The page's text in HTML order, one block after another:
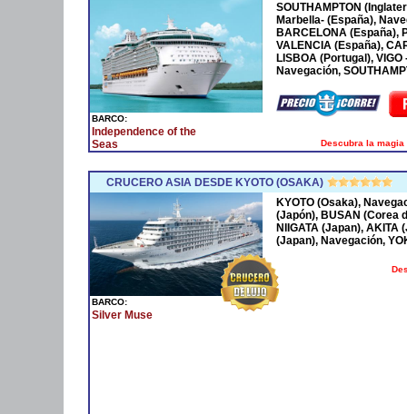
BARCO:
Independence of the
Seas
SOUTHAMPTON
Marbella- (España),
BARCELONA (España),
VALENCIA (España),
LISBOA (Portugal),
Navegación,
Descubra la
CRUCERO ASIA DESDE KYOTO (OSAKA)
BARCO:
Silver Muse
KYOTO (Osaka),
(Japón), BUSAN (Corea
NIIGATA (Japan), AKITA
(Japan), Navegación,